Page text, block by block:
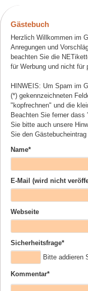
Gästebuch
Herzlich Willkommen im
Anregungen und
beachten Sie die
für Werbung und nicht für
HINWEIS: Um Spam im
(*) gekennzeichneten
"kopfrechnen" und die
Beachten Sie ferner
Sie bitte auch unsere
Sie den
Pflichtfeld
Name*
Pflichtfeld
E-Mail (wird nicht
Webseite
Pflichtfeld
Sicherheitsfrage*
Bitte addieren
Pflichtfeld
Kommentar*